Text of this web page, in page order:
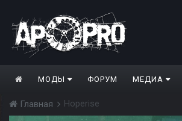
МОДЫ ФОРУМ МЕДИА
Главная Hoperise